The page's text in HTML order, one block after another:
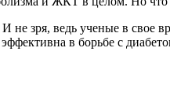
зря, ведь ученые в свое
в борьбе с